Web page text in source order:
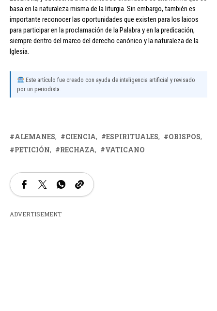
basa en la naturaleza misma de la liturgia. Sin embargo, también es
importante reconocer las oportunidades que existen para los laicos
para participar en la proclamación de la Palabra y en la predicación,
siempre dentro del marco del derecho canónico y la naturaleza de la
Iglesia.
Este artículo fue creado con ayuda de inteligencia artificial y revisado
por un periodista.
ALEMANES CIENCIA ESPIRITUALES
OBISPOS
PETICIÓN
RECHAZA VATICANO
ADVERTISEMENT